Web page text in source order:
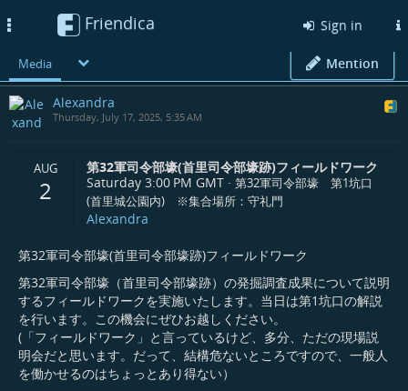
Friendica Sign in
Media Mention
Alexandra
Thursday, July 17, 2025, 5:35 AM
AUG
2
第32軍司令部壕(首里司令部壕跡)フィールドワーク
Saturday 3:00 PM GMT · 第32軍司令部壕 第1坑口
(首里城公園内) ※集合場所：守礼門
Alexandra
第32軍司令部壕(首里司令部壕跡)フィールドワーク
第32軍司令部壕（首里司令部壕跡）の発掘調査成果について説明
するフィールドワークを実施いたします。当日は第1坑口の解説
を行います。この機会にぜひお越しください。
(「フィールドワーク」と言っているけど、多分、ただの現場説
明会だと思います。だって、結構危ないところですので、一般人
を働かせるのはちょっとあり得ない）